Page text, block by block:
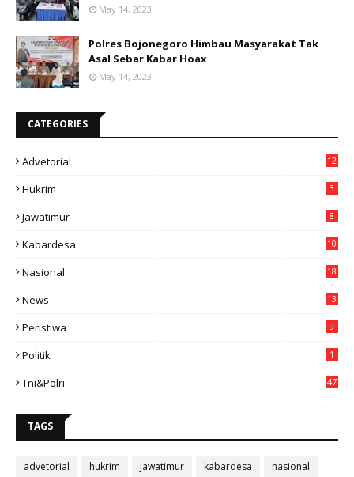
May 14, 2023
Polres Bojonegoro Himbau Masyarakat Tak
Asal Sebar Kabar Hoax
May 14, 2023
CATEGORIES
Advetorial 12
Hukrim 3
Jawatimur 8
Kabardesa
10
Nasional
18
News
13
Peristiwa 9
Politik 1
Tni&polri 47
TAGS
advetorial hukrim jawatimur kabardesa
nasional